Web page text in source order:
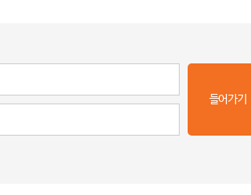
들어가기